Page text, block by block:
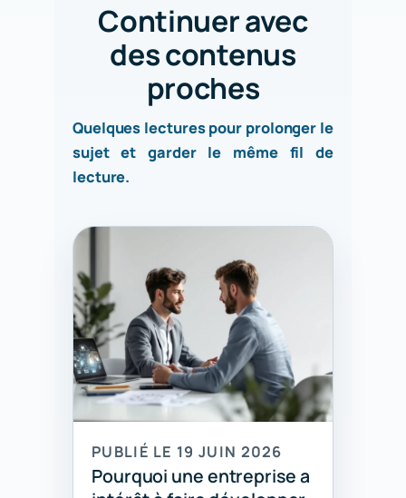
Continuer avec
des contenus
proches
Quelques lectures pour prolonger le
sujet et garder le même fil de
lecture.
PUBLIÉ LE 19 JUIN 2026
Pourquoi une entreprise a